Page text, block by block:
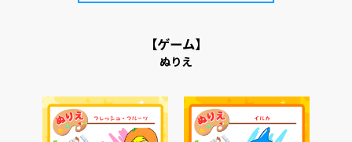
【ゲーム】
ぬりえ